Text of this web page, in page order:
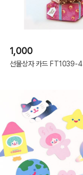
1,000
선물상자 카드 FT1039-4